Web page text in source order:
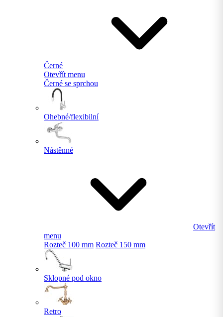
Černé
Otevřít menu
Černé se sprchou
Ohebné/flexibilní
Nástěnné
Otevřít
menu
Rozteč 100 mm Rozteč 150 mm
Sklopné pod okno
Retro